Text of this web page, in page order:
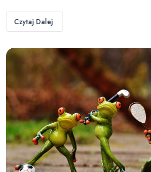
Czytaj Dalej